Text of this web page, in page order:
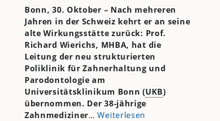
Bonn, 30. Oktober – Nach mehreren
Jahren in der Schweiz kehrt er an seine
alte Wirkungsstätte zurück: Prof.
Richard Wierichs, MHBA, hat die
Leitung der neu strukturierten
Poliklinik für Zahnerhaltung und
Parodontologie am
Universitätsklinikum Bonn (UKB)
übernommen. Der 38-jährige
Zahnmediziner…Weiterlesen